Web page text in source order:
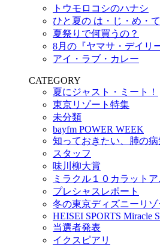
トウモロコシのハナシ
ひと夏の は・じ・め・て
夏祭りで何買うの？
8月の『ヤマサ・デイリ
アイ・ラブ・カレー
CATEGORY
夏にジャスト・ミート！
東京リゾート特集
未分類
bayfm POWER WEEK
知っておきたい、肺の
スタッフ
味川柳大賞
ミラクル１０カラット
プレシャスレポート
冬の東京ディズニーリ
HEISEI SPORTS Miracle
当選者発表
イクスピアリ